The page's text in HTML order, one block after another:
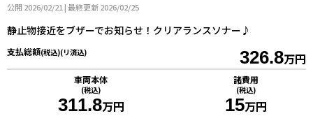
公開 2026/02/21 | 最終更新 2026/02/25
静止物接近をブザーでお知らせ！クリアランスソナー♪
支払総額(税込)(リ済込) 326.8万円
車両本体
(税込)
311.8万円
諸費用
(税込)
15万円